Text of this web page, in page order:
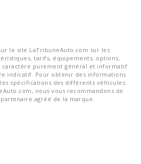
le site LaTribuneAuto.com sur les
tarifs, équipements, options,
caractère purement général et informatif
indicatif. Pour obtenir des informations
spécifications des différents véhicules
nous vous recommandons de
agréé de la marque.